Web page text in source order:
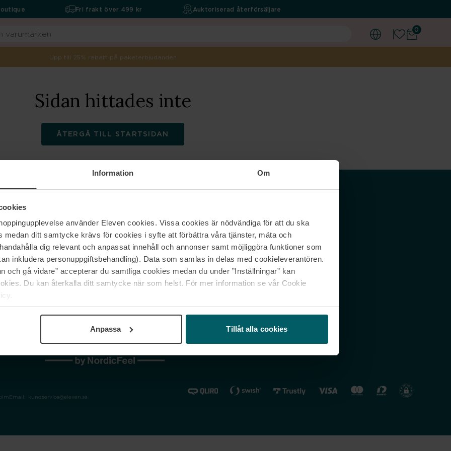
Information Om
använder Eleven cookies. Vissa cookies är nödvändiga för att du ska
medan ditt samtycke krävs för cookies i syfte att förbättra våra tjänster, mäta och
dig relevant och anpassat innehåll och annonser samt möjliggöra funktioner som
inkludera personuppgiftsbehandling). Data som samlas in delas med cookieleverantören.
och gå vidare” accepterar du samtliga cookies medan du under ”Inställningar” kan
Du kan återkalla ditt samtycke när som helst. För mer information se vår Cookie
Anpassa Tillåt alla cookies
0
Fri frakt över 499 kr Auktoriserad återförsäljare
Upp till 25% rabatt på paketerbjudanden
Sidan hittades inte
ÅTERGÅ TILL STARTSIDAN
Om oss
Jobba hos oss
Våra varumärken
Kontakta oss
Vanliga frågor & svar
Spåra min beställning
reklamationer
Nordicfeel SE
Nordicfeel FI
Nordicfeel NO
Email: kundservice@eleven.se